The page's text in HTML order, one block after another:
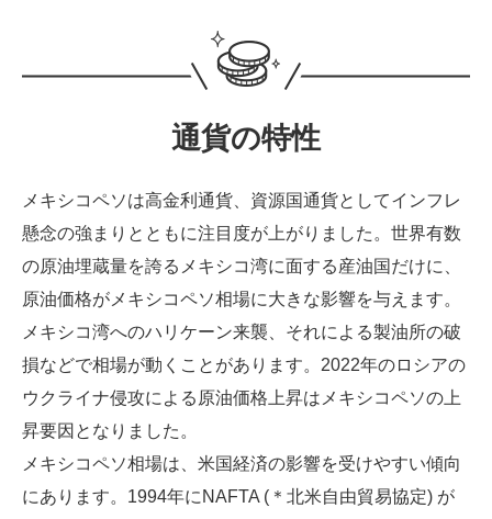
通貨の特性
メキシコペソは高金利通貨、資源国通貨としてインフレ
懸念の強まりとともに注目度が上がりました。世界有数
の原油埋蔵量を誇るメキシコ湾に面する産油国だけに、
原油価格がメキシコペソ相場に大きな影響を与えます。
メキシコ湾へのハリケーン来襲、それによる製油所の破
損などで相場が動くことがあります。2022年のロシアの
ウクライナ侵攻による原油価格上昇はメキシコペソの上
昇要因となりました。
メキシコペソ相場は、米国経済の影響を受けやすい傾向
にあります。1994年にNAFTA (＊北米自由貿易協定) が